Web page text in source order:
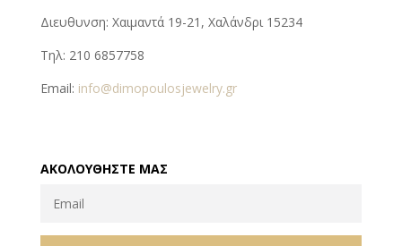
Διευθυνση: Χαιμαντά 19-21, Χαλάνδρι 15234
Τηλ: 210 6857758
Email: info@dimopoulosjewelry.gr
ΑΚΟΛΟΥΘΉΣΤΕ ΜΑΣ